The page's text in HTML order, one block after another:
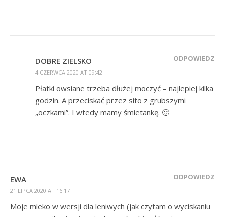
DOBRE ZIELSKO
4 CZERWCA 2020 AT 09:42
ODPOWIEDZ
Płatki owsiane trzeba dłużej moczyć – najlepiej kilka
godzin. A przeciskać przez sito z grubszymi
„oczkami”. I wtedy mamy śmietankę. 🙂
EWA
21 LIPCA 2020 AT 16:17
ODPOWIEDZ
Moje mleko w wersji dla leniwych (jak czytam o wyciskaniu